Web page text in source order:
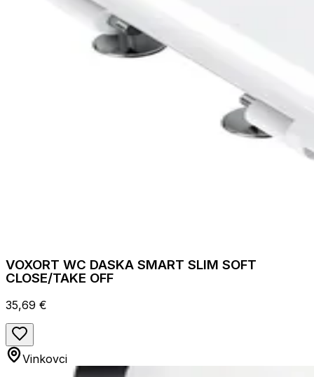
VOXORT WC DASKA SMART SLIM SOFT
CLOSE/TAKE OFF
35,69 €
Vinkovci